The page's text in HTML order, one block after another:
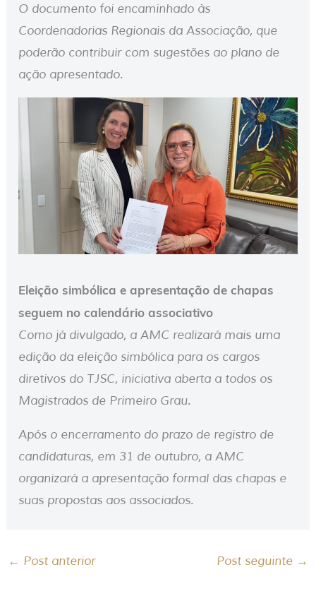
O documento foi encaminhado às
Coordenadorias Regionais da Associação, que
poderão contribuir com sugestões ao plano de
ação apresentado.
Eleição simbólica e apresentação de chapas
seguem no calendário associativo
Como já divulgado, a AMC realizará mais uma
edição da eleição simbólica para os cargos
diretivos do TJSC, iniciativa aberta a todos os
Magistrados de Primeiro Grau.
Após o encerramento do prazo de registro de
candidaturas, em 31 de outubro, a AMC
organizará a apresentação formal das chapas e
suas propostas aos associados.
← Post anterior Post seguinte →